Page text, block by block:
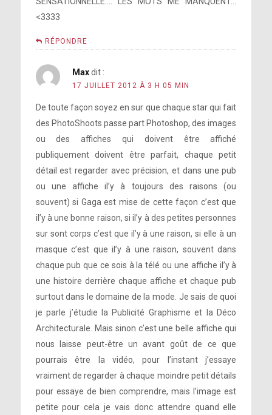
<3333
RÉPONDRE
Max dit :
17 JUILLET 2012 À 3 H 05 MIN
De toute façon soyez en sur que chaque star qui fait
des PhotoShoots passe part Photoshop, des images
ou des affiches qui doivent être affiché
publiquement doivent être parfait, chaque petit
détail est regarder avec précision, et dans une pub
ou une affiche il’y à toujours des raisons (ou
souvent) si Gaga est mise de cette façon c’est que
il’y à une bonne raison, si il’y à des petites personnes
sur sont corps c’est que il’y à une raison, si elle à un
masque c’est que il’y à une raison, souvent dans
chaque pub que ce sois à la télé ou une affiche il’y à
une histoire derrière chaque affiche et chaque pub
surtout dans le domaine de la mode. Je sais de quoi
je parle j’étudie la Publicité Graphisme et la Déco
Architecturale. Mais sinon c’est une belle affiche qui
nous laisse peut-être un avant goût de ce que
pourrais être la vidéo, pour l’instant j’essaye
vraiment de regarder à chaque moindre petit détails
pour essaye de bien comprendre, mais l’image est
petite pour cela je vais donc attendre quand elle